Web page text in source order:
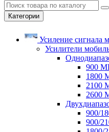
Категории
Усиление сигнала
Усилители
900
1800
2100
2600
900/
900/